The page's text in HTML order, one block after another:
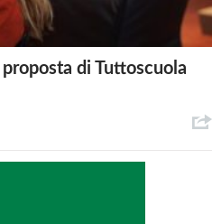
di Tuttoscuola